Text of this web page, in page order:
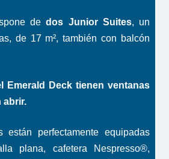
dedos Junior Suites, un
de 17 m², también con balcón
Emerald Deck tienen ventanas
abrir.
están perfectamente equipadas
plana, cafetera Nespresso®,